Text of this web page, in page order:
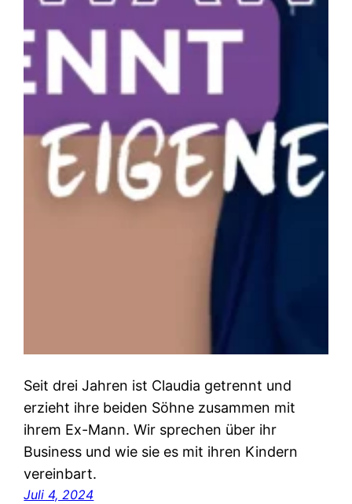
Seit drei Jahren ist Claudia getrennt und
erzieht ihre beiden Söhne zusammen mit
ihrem Ex-Mann. Wir sprechen über ihr
Business und wie sie es mit ihren Kindern
vereinbart.
Juli 4, 2024